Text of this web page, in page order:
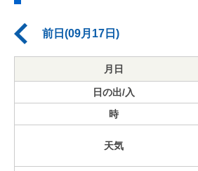
前日(09月17日)
月日
日の出/入
時
天気